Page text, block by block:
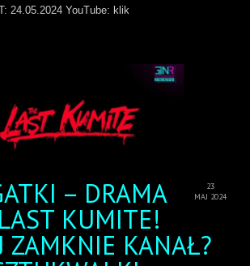
24.05.2024 YouTube: klik
23
MAJ 2024
– DRAMA
KUMITE!
ZAMKNIE KANAŁ?